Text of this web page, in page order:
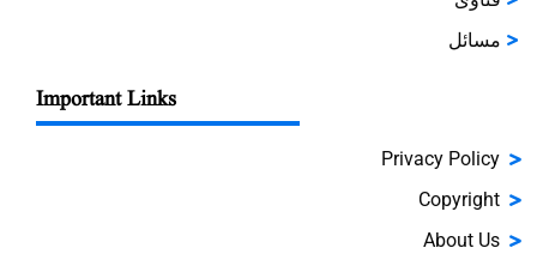
مسائل
Important Links
Privacy Policy
Copyright
About Us